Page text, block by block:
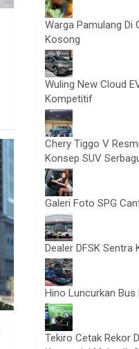
Warga Pamulang Di
Kosong
Wuling New Cloud
Kompetitif
Chery Tiggo V
Konsep SUV
Galeri Foto SPG
Dealer DFSK Sentra
Hino Luncurkan Bus
Tekiro Cetak Rekor